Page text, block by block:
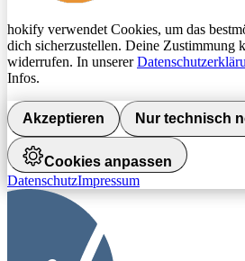
hokify verwendet Cookies, um das
dich sicherzustellen. Deine Zustimmung
widerrufen. In unserer
Infos.
Akzeptieren Nur technisch
Cookies anpassen
DatenschutzImpressum